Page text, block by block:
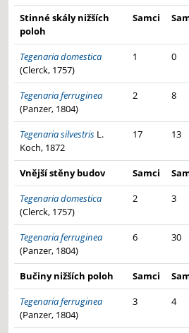
Stinné skály nižších
poloh
Samci
Tegenaria domestica
(Clerck, 1757)
1 0
Tegenaria ferruginea
(Panzer, 1804)
2 8
Tegenaria silvestris L.
Koch, 1872
17 13
Vnější stěny budov Samci
Tegenaria domestica
(Clerck, 1757)
2 3
Tegenaria ferruginea
(Panzer, 1804)
6 30
Bučiny nižších poloh Samci
Tegenaria ferruginea
(Panzer, 1804)
3 4